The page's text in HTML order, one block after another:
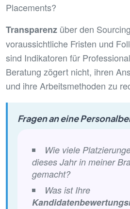
Placements?
Transparenz über den
voraussichtliche Fristen und
sind Indikatoren für
Beratung zögert nicht, ihren
und ihre Arbeitsmethoden zu
Fragen an eine
Wie viele
dieses Jahr in meiner
gemacht?
Was ist Ihre